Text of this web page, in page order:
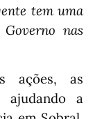
tem uma
nas
ações, as
ajudando a